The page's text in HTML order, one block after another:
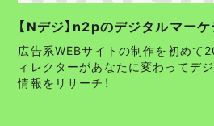
【Nデジ】n2pのデジタルマー
広告系WEBサイトの制作を初めて
ィレクターがあなたに変わってデ
情報をリサーチ！